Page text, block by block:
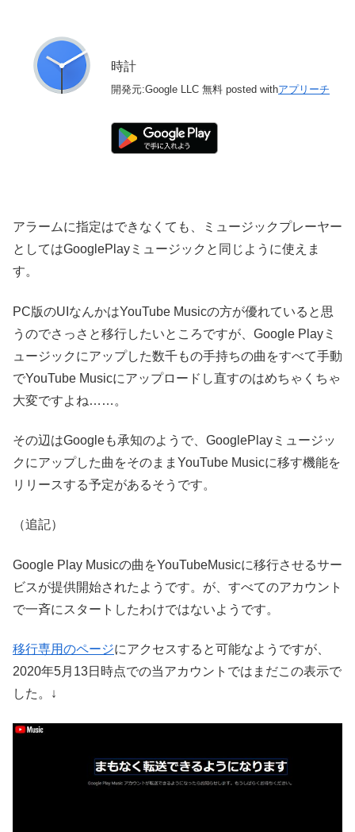
時計
開発元:Google LLC 無料 posted withアプリーチ
アラームに指定はできなくても、ミュージックプレーヤー
としてはGooglePlayミュージックと同じように使えま
す。
PC版のUIなんかはYouTube Musicの方が優れていると思
うのでさっさと移行したいところですが、Google Playミ
ュージックにアップした数千もの手持ちの曲をすべて手動
でYouTube Musicにアップロードし直すのはめちゃくちゃ
大変ですよね……。
その辺はGoogleも承知のようで、GooglePlayミュージッ
クにアップした曲をそのままYouTube Musicに移す機能を
リリースする予定があるそうです。
（追記）
Google Play Musicの曲をYouTubeMusicに移行させるサー
ビスが提供開始されたようです。が、すべてのアカウント
で一斉にスタートしたわけではないようです。
移行専用のページにアクセスすると可能なようですが、
2020年5月13日時点での当アカウントではまだこの表示で
した。↓